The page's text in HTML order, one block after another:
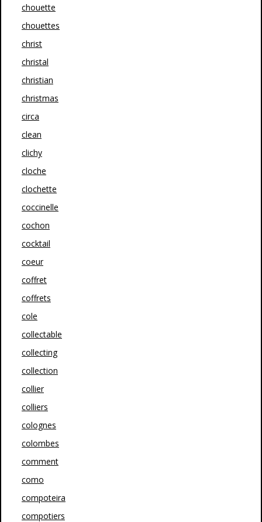
chouette
chouettes
christ
christal
christian
christmas
circa
clean
clichy
cloche
clochette
coccinelle
cochon
cocktail
coeur
coffret
coffrets
cole
collectable
collecting
collection
collier
colliers
colognes
colombes
comment
como
compoteira
compotiers